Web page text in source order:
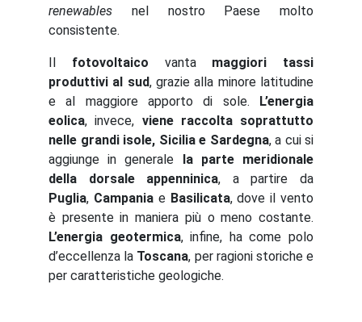
renewables nel nostro Paese molto
consistente.
Il fotovoltaico vanta maggiori tassi
produttivi al sud, grazie alla minore latitudine
e al maggiore apporto di sole. L’energia
eolica, invece, viene raccolta soprattutto
nelle grandi isole, Sicilia e Sardegna, a cui si
aggiunge in generale la parte meridionale
della dorsale appenninica, a partire da
Puglia, Campaniae Basilicata, dove il vento
è presente in maniera più o meno costante.
L’energia geotermica, infine, ha come polo
d’eccellenza la Toscana, per ragioni storiche e
per caratteristiche geologiche.